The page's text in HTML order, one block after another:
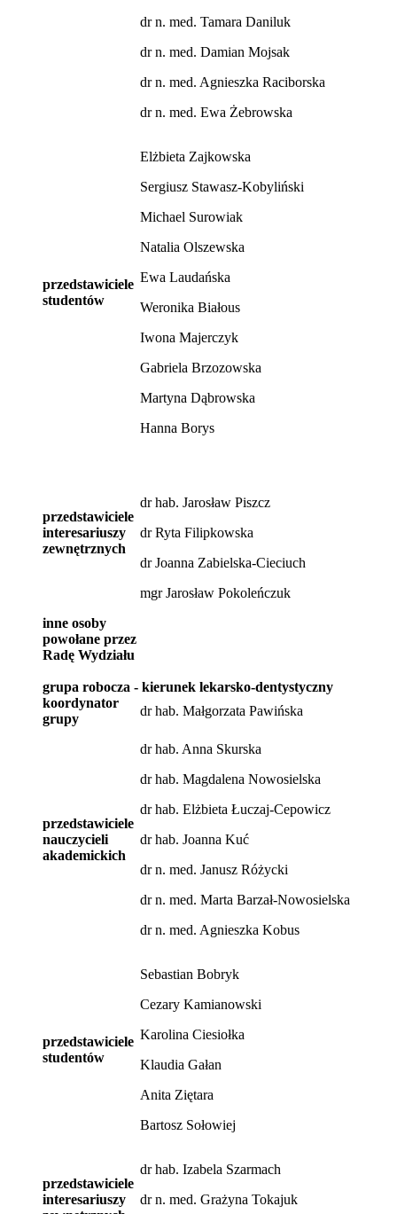
dr n. med. Tamara Daniluk
dr n. med. Damian Mojsak
dr n. med. Agnieszka Raciborska
dr n. med. Ewa Żebrowska
przedstawiciele
studentów
Elżbieta Zajkowska
Sergiusz Stawasz-Kobyliński
Michael Surowiak
Natalia Olszewska
Ewa Laudańska
Weronika Białous
Iwona Majerczyk
Gabriela Brzozowska
Martyna Dąbrowska
Hanna Borys
przedstawiciele
interesariuszy
zewnętrznych
dr hab. Jarosław Piszcz
dr Ryta Filipkowska
dr Joanna Zabielska-Cieciuch
mgr Jarosław Pokoleńczuk
inne osoby
powołane przez
Radę Wydziału
grupa robocza - kierunek lekarsko-dentystyczny
koordynator
grupy
dr hab. Małgorzata Pawińska
przedstawiciele
nauczycieli
akademickich
dr hab. Anna Skurska
dr hab. Magdalena Nowosielska
dr hab. Elżbieta Łuczaj-Cepowicz
dr hab. Joanna Kuć
dr n. med. Janusz Różycki
dr n. med. Marta Barzał-Nowosielska
dr n. med. Agnieszka Kobus
przedstawiciele
studentów
Sebastian Bobryk
Cezary Kamianowski
Karolina Ciesiołka
Klaudia Gałan
Anita Ziętara
Bartosz Sołowiej
przedstawiciele
interesariuszy
dr hab. Izabela Szarmach
dr n. med. Grażyna Tokajuk